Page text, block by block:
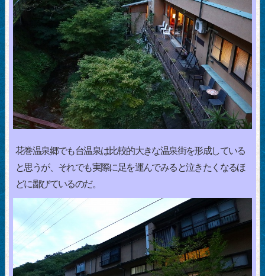
花巻温泉郷でも台温泉は比較的大きな温泉街を形成している
と思うが、それでも実際に足を運んでみると泣きたくなるほ
どに鄙びているのだ。